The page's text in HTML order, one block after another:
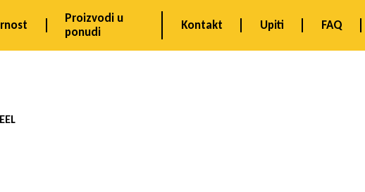
Proizvodi u
ponudi
Kontakt Upiti FAQ